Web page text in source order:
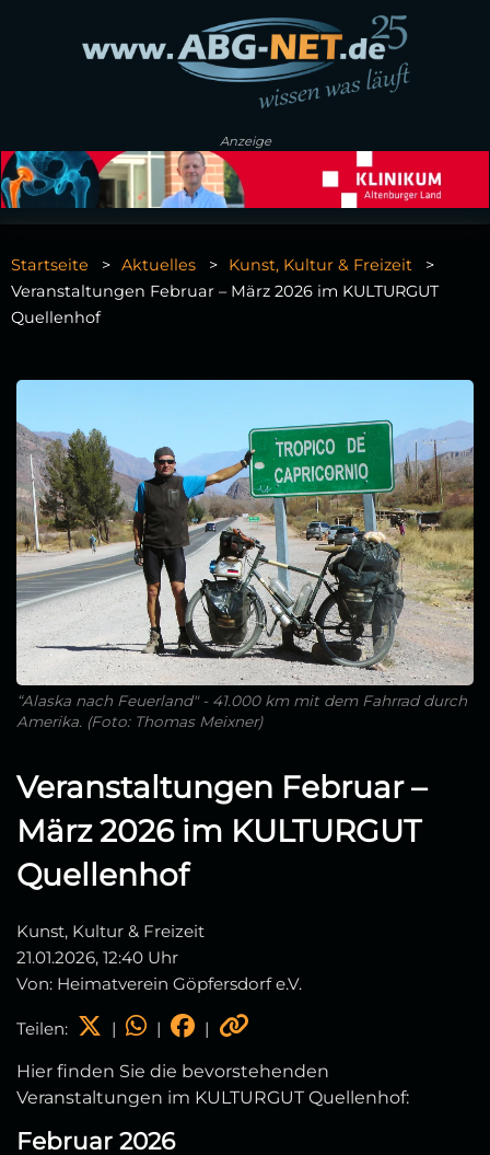
Anzeige
Startseite Aktuelles
Kunst, Kultur & Freizeit
Veranstaltungen Februar – März 2026 im KULTURGUT
Quellenhof
“Alaska nach Feuerland" - 41.000 km mit dem Fahrrad durch
Amerika. (Foto: Thomas Meixner)
Veranstaltungen Februar –
März 2026 im KULTURGUT
Quellenhof
Kunst, Kultur & Freizeit
21.01.2026, 12:40 Uhr
Von: Heimatverein Göpfersdorf e.V.
Teilen: | | |
Hier finden Sie die bevorstehenden
Veranstaltungen im KULTURGUT Quellenhof:
Februar 2026